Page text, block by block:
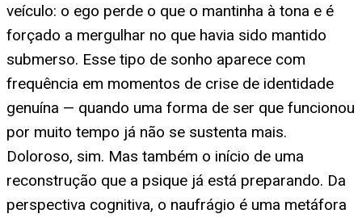
veículo: o ego perde o que o mantinha à tona e é
forçado a mergulhar no que havia sido mantido
submerso. Esse tipo de sonho aparece com
frequência em momentos de crise de identidade
genuína — quando uma forma de ser que funcionou
por muito tempo já não se sustenta mais.
Doloroso, sim. Mas também o início de uma
reconstrução que a psique já está preparando. Da
perspectiva cognitiva, o naufrágio é uma metáfora